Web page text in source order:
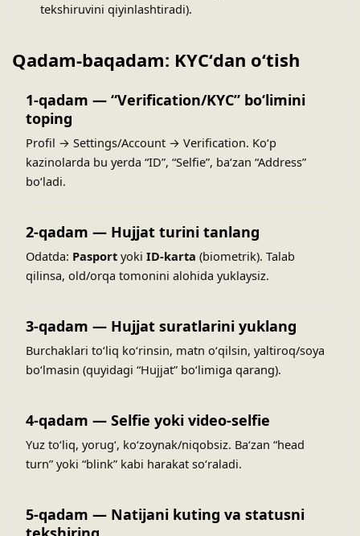
tekshiruvini qiyinlashtiradi).
Qadam-baqadam: KYCʻdan oʻtish
1-qadam — “Verification/KYC” boʻlimini
toping
Profil → Settings/Account → Verification. Koʻp
kazinolarda bu yerda “ID”, “Selfie”, baʻzan “Address”
boʻladi.
2-qadam — Hujjat turini tanlang
Odatda: Pasportyoki ID-karta (biometrik). Talab
qilinsa, old/orqa tomonini alohida yuklaysiz.
3-qadam — Hujjat suratlarini yuklang
Burchaklari toʻliq koʻrinsin, matn oʻqilsin, yaltiroq/soya
boʻlmasin (quyidagi “Hujjat” boʻlimiga qarang).
4-qadam — Selfie yoki video-selfie
Yuz toʻliq, yorugʻ, koʻzoynak/niqobsiz. Baʻzan “head
turn” yoki “blink” kabi harakat soʻraladi.
5-qadam — Natijani kuting va statusni